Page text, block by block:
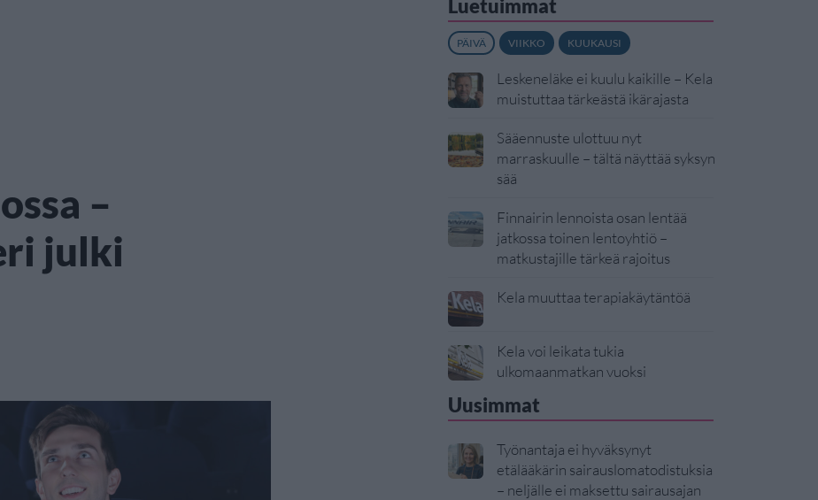
–
julki
Luetuimmat
PÄIVÄ VIIKKO KUUKAUSI
Leskeneläke ei kuulu kaikille – Kela
muistuttaa tärkeästä ikärajasta
Sääennuste ulottuu nyt
marraskuulle – tältä näyttää syksyn
sää
Finnairin lennoista osan lentää
jatkossa toinen lentoyhtiö –
matkustajille tärkeä rajoitus
Kela muuttaa terapiakäytäntöä
Kela voi leikata tukia
ulkomaanmatkan vuoksi
Uusimmat
Työnantaja ei hyväksynyt
etälääkärin sairauslomatodistuksia
– neljälle ei maksettu sairausajan